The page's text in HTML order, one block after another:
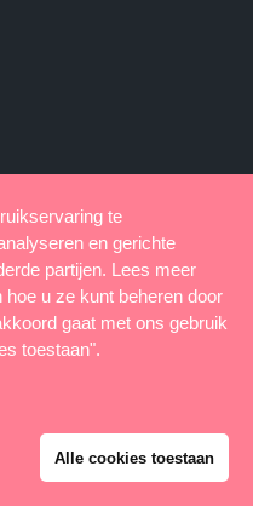
te
en gerichte
partijen. Lees meer
u ze kunt beheren door
gaat met ons gebruik
toestaan".
Alle cookies toestaan